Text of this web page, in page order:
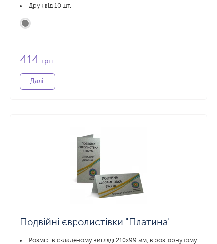
Друк від 10 шт.
414 грн.
Далі
Подвійні євролистівки "Платина"
Розмір: в складеному вигляді 210х99 мм, в розгорнутому